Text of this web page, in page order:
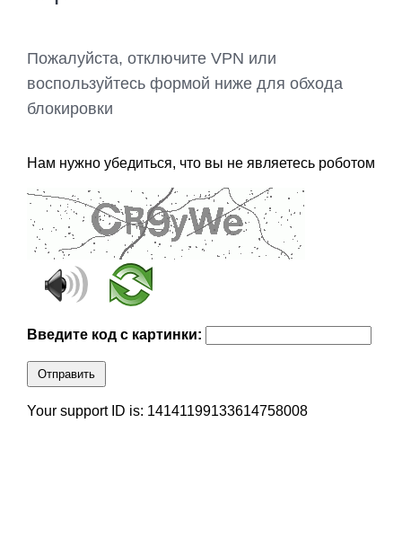
Пожалуйста, отключите VPN или
воспользуйтесь формой ниже для обхода
блокировки
Нам нужно убедиться, что вы не являетесь роботом
Введите код с картинки:
Отправить
Your support ID is: 14141199133614758008